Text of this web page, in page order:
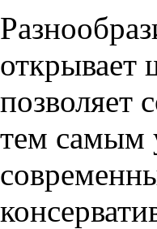
открывает
позволяет
тем самым